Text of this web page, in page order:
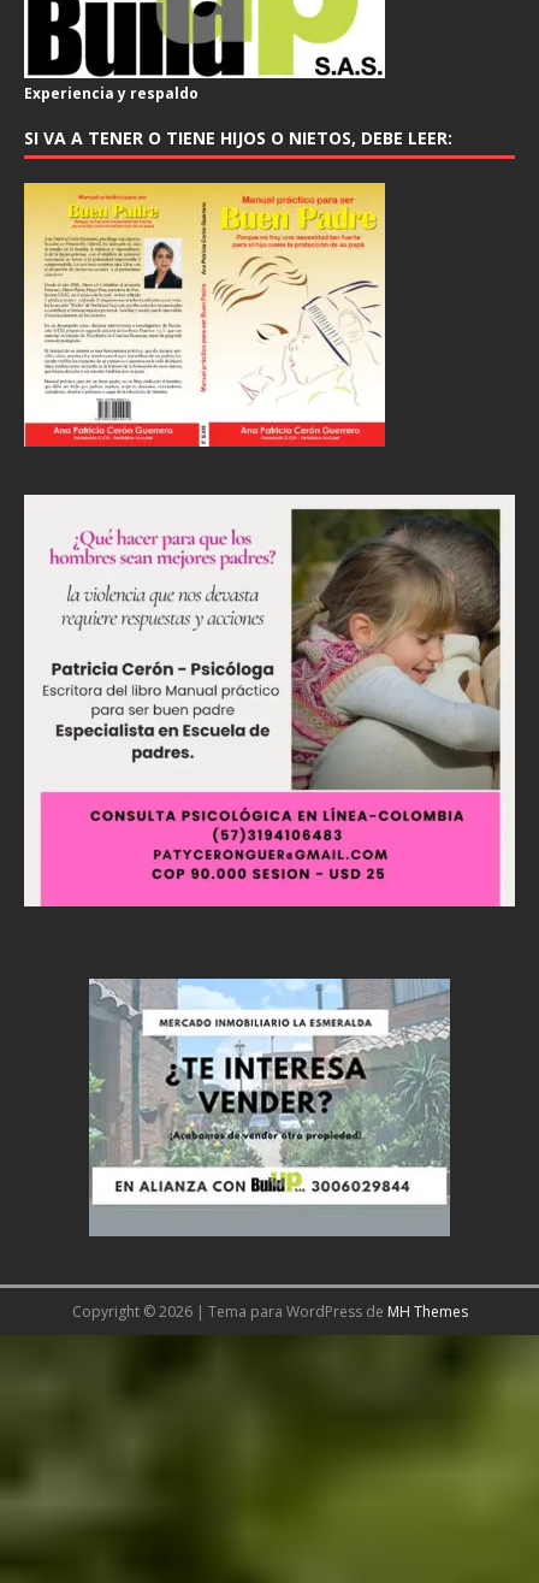
Experiencia y respaldo
SI VA A TENER O TIENE HIJOS O NIETOS, DEBE LEER:
Copyright © 2026 | Tema para WordPress de MH Themes